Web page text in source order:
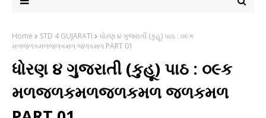
Home STD 4 GUJARATI
ધોરણ ૪ ગુજરાતી (કુહૂ) પાઠ : ૦૯ક
મળજળકમળજળકમળ જળકમળ PART 01
ધોરણ ૪ ગુજરાતી (કુહૂ) પાઠ : ૦૯ક
મળજળકમળજળકમળ જળકમળ